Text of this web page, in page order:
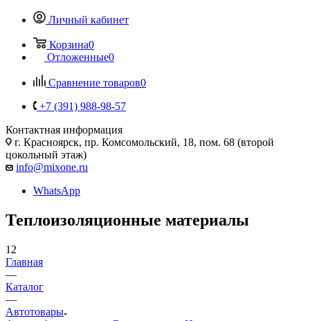
Личный кабинет
Корзина0
Отложенные0
Сравнение товаров0
+7 (391) 988-98-57
Контактная информация
г. Красноярск, пр. Комсомольский, 18, пом. 68 (второй
цокольный этаж)
info@mixone.ru
WhatsApp
Теплоизоляционные материалы
12
Главная
—
Каталог
—
Автотовары